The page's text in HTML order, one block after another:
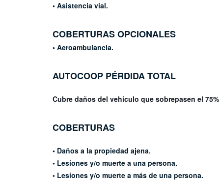
• Asistencia vial.
COBERTURAS OPCIONALES
• Aeroambulancia.
AUTOCOOP PÉRDIDA TOTAL
Cubre daños del vehículo que sobrepasen el
COBERTURAS
• Daños a la propiedad ajena.
• Lesiones y/o muerte a una persona.
• Lesiones y/o muerte a más de una persona.